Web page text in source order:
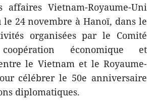
affaires Vietnam-Royaume-Uni
le 24 novembre à Hanoï, dans le
organisées par le Comité
économique et
le Vietnam et le Royaume-
célébrer le 50e anniversaire
diplomatiques.